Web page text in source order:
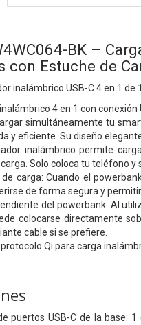
BK –
con Estuche de
inalámbrico USB-C 4 en 1
4 en 1 con
simultáneamente tu
y eficiente. Su diseño
inalámbrico permite
Solo coloca tu teléfono
de carga: Cuando el
de forma segura y
del powerbank: Al
colocarse directamente
cable si se prefiere.
Qi para carga
puertos USB-C de la base: